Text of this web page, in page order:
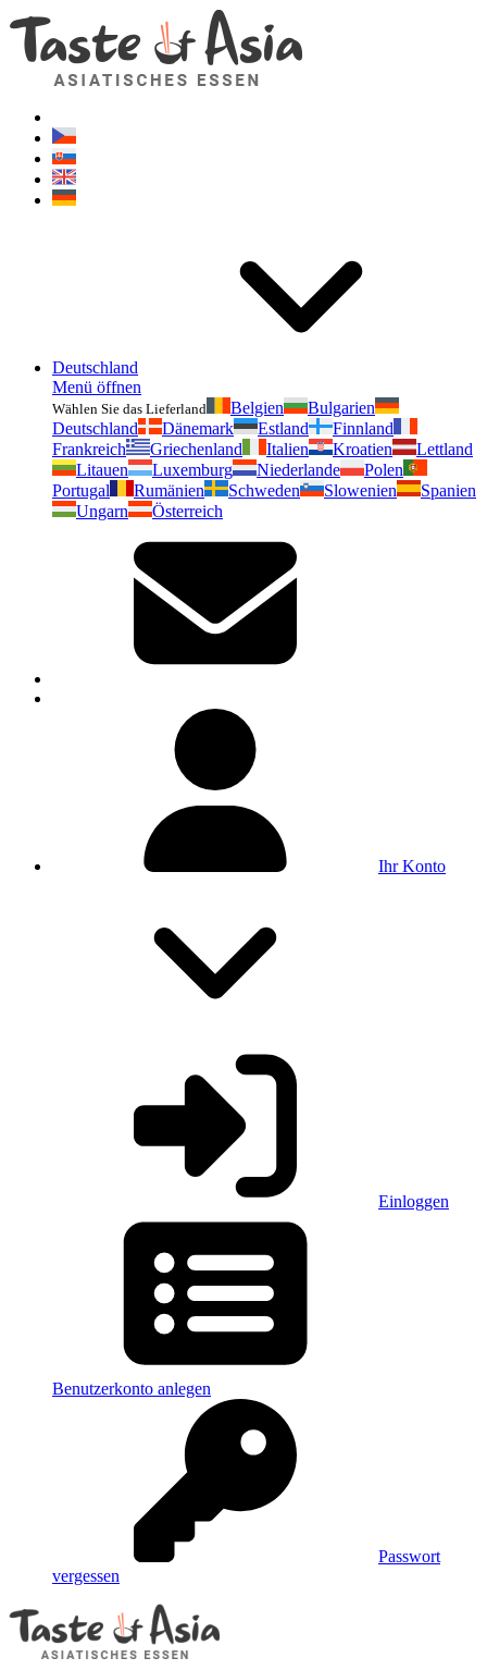
Deutschland
Menü öffnen
Wählen Sie das Lieferland Belgien
Bulgarien
Deutschland
Dänemark Estland
Finnland
Frankreich
Griechenland Italien Kroatien
Lettland
Litauen
Luxemburg Niederlande
Polen
Portugal
Rumänien Schweden Slowenien
Spanien
Ungarn
Österreich
Ihr Konto
Einloggen
Benutzerkonto anlegen
Passwort
vergessen
Geschmackvonasien.de
Zögern Sie nicht zu fragen. Ich bin für Sie da!